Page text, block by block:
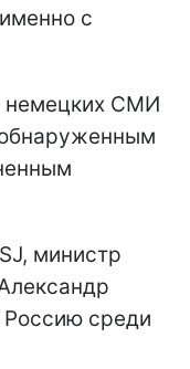
с
немецких СМИ
министр
Россию среди